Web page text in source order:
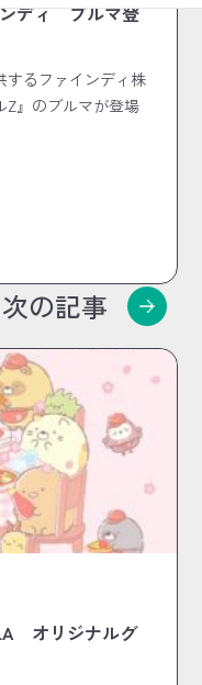
ディ ブルマ登
するファインディ株
Z』のブルマが登場
次の記事
オリジナルグ